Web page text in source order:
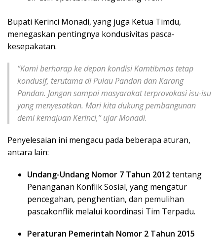
Bupati Kerinci Monadi, yang juga Ketua Timdu,
menegaskan pentingnya kondusivitas pasca-
kesepakatan.
“Kami berharap ke depan kondisi Kamtibmas tetap
kondusif, terutama di Pulau Pandan dan Karang
Pandan. Jangan sampai masyarakat terprovokasi isu-isu
yang menyesatkan. Mari kita dukung pembangunan
demi kemajuan Kerinci,” ujar Monadi.
Penyelesaian ini mengacu pada beberapa aturan,
antara lain:
Undang-Undang Nomor 7 Tahun 2012tentang
Penanganan Konflik Sosial, yang mengatur
pencegahan, penghentian, dan pemulihan
pascakonflik melalui koordinasi Tim Terpadu.
Peraturan Pemerintah Nomor 2 Tahun 2015